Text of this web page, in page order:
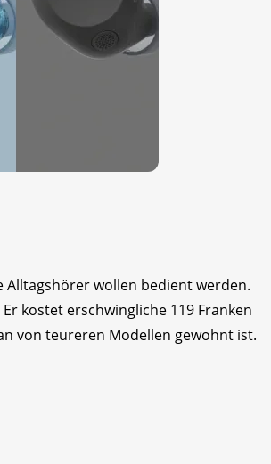
wollen bedient werden.
kostet erschwingliche 119 Franken
von teureren Modellen gewohnt ist.